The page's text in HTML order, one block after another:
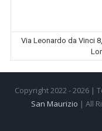
Via Leonardo da Vinci
Copyright 2022 -2026 |
San Maurizio | All